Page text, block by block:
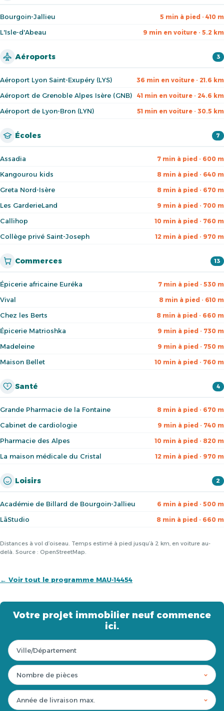
Bourgoin-Jallieu 5 min à pied · 410 m
L'Isle-d'Abeau 9 min en voiture · 5.2 km
Aéroports 3
Aéroport Lyon Saint-Exupéry (LYS) 36 min en voiture · 21.6 km
Aéroport de Grenoble Alpes Isère (GNB) 41 min en voiture · 24.6 km
Aéroport de Lyon-Bron (LYN) 51 min en voiture · 30.5 km
Écoles 7
Assadia 7 min à pied · 600 m
Kangourou kids 8 min à pied · 640 m
Greta Nord-Isère 8 min à pied · 670 m
Les GarderieLand 9 min à pied · 700 m
Callihop 10 min à pied · 760 m
Collège privé Saint-Joseph 12 min à pied · 970 m
Commerces 13
Épicerie africaine Euréka 7 min à pied · 530 m
Vival 8 min à pied · 610 m
Chez les Berts 8 min à pied · 660 m
Épicerie Matrioshka 9 min à pied · 730 m
Madeleine 9 min à pied · 750 m
Maison Bellet 10 min à pied · 760 m
Santé 4
Grande Pharmacie de la Fontaine 8 min à pied · 670 m
Cabinet de cardiologie 9 min à pied · 740 m
Pharmacie des Alpes 10 min à pied · 820 m
La maison médicale du Cristal 12 min à pied · 970 m
Loisirs 2
Académie de Billard de Bourgoin-Jallieu 6 min à pied · 500 m
LāStudio 8 min à pied · 660 m
Distances à vol d’oiseau. Temps estimé à pied jusqu’à 2 km, en voiture au-
delà. Source : OpenStreetMap.
← Voir tout le programme MAU-14454
Votre projet immobilier neuf commence
ici.